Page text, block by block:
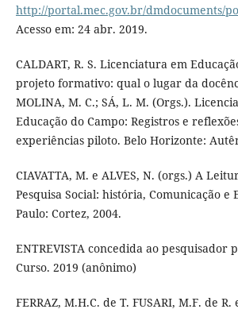
http://portal.mec.gov.br/dmdocuments/
Acesso em: 24 abr. 2019.
CALDART, R. S. Licenciatura em
projeto formativo: qual o lugar da
MOLINA, M. C.; SÁ, L. M. (Orgs.).
Educação do Campo: Registros e
experiências piloto. Belo Horizonte:
CIAVATTA, M. e ALVES, N. (orgs.) A
Pesquisa Social: história, Comunicação e
Paulo: Cortez, 2004.
ENTREVISTA concedida ao pesquisador
Curso. 2019 (anônimo)
FERRAZ, M.H.C. de T. FUSARI, M.F. de